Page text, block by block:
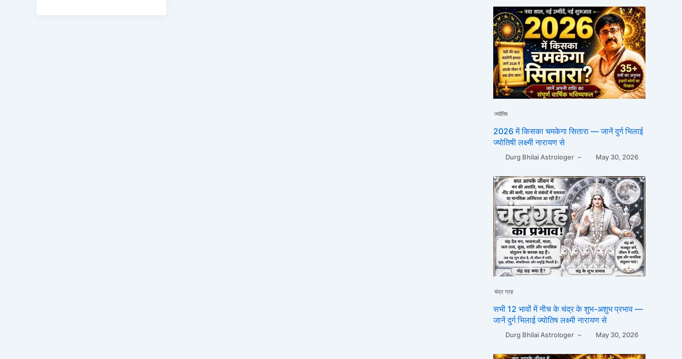
ज्योतिष
2026 में किसका चमकेगा सितारा — जानें दुर्ग भिलाई
ज्योतिषी लक्ष्मी नारायण से
Durg Bhilai Astrologer – May 30, 2026
चंद्र ग्रह
सभी 12 भावों में नीच के चंद्र के शुभ-अशुभ प्रभाव —
जानें दुर्ग भिलाई ज्योतिष लक्ष्मी नारायण से
Durg Bhilai Astrologer – May 30, 2026